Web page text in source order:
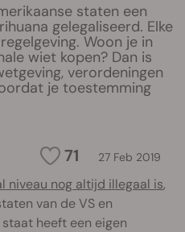
staten een
gelegaliseerd. Elke
Woon je in
wiet kopen? Dan is
verordeningen
je toestemming
71 27 Feb 2019
niveau nog altijd illegaal is,
van de VS en
staat heeft een eigen